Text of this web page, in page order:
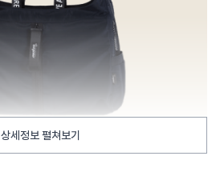
상세정보 펼쳐보기